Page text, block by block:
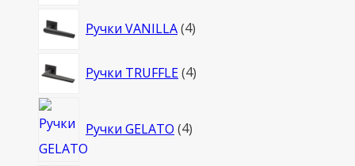
Ручки VANILLA 44
Ручки TRUFFLE 44
Ручки GELATO 4товара